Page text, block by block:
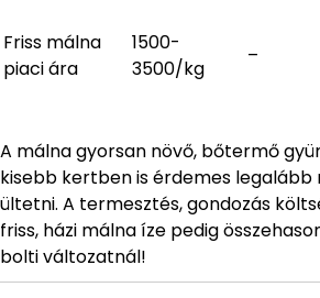
Friss málna
piaci ára
1500-
3500/kg
–
A málna gyorsan növő, bőtermő
kisebb kertben is érdemes
ültetni. A termesztés, gondozás
friss, házi málna íze pedig
bolti változatnál!